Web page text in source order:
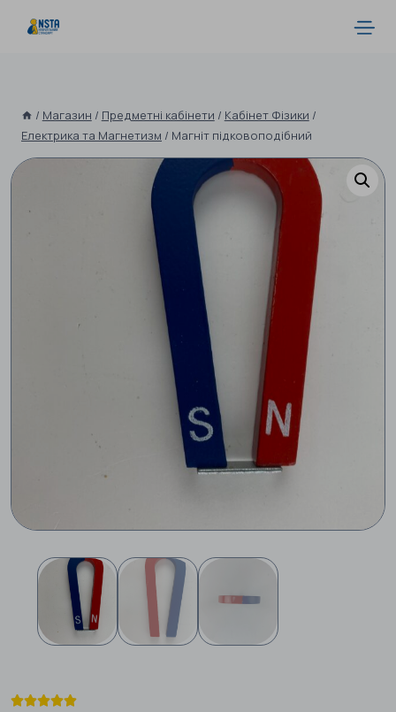
/ Магазин / Предметні кабінети / Кабінет Фізики /
Електрика та Магнетизм / Магніт підковоподібний
